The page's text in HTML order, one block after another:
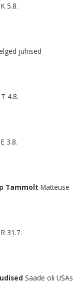
K 5.8.
juhised
T 4.8.
E 3.8.
Tammolt Matteuse
R 31.7.
Saade oli USAs